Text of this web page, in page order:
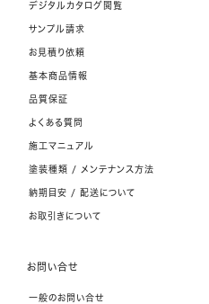
デジタルカタログ閲覧
サンプル請求
お見積り依頼
基本商品情報
品質保証
よくある質問
施工マニュアル
塗装種類 / メンテナンス方法
納期目安 / 配送について
お取引きについて
お問い合せ
一般のお問い合せ